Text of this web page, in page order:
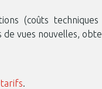
(coûts
vues nouvelles,
.